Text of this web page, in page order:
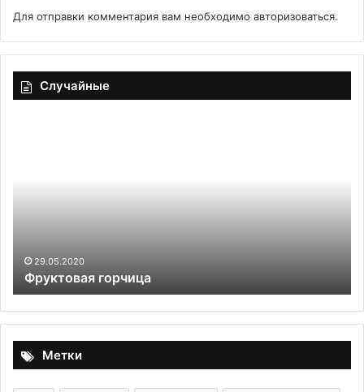
Для отправки комментария вам необходимо авторизоваться.
Случайные
29.05.2020
Фруктовая горчица
Метки